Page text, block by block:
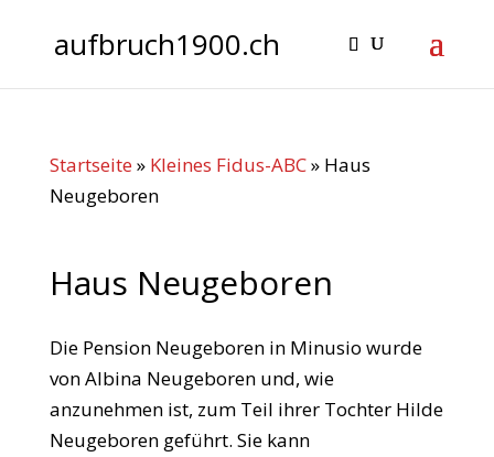
aufbruch1900.ch
Startseite » Kleines Fidus-ABC» Haus
Neugeboren
Haus Neugeboren
Die Pension Neugeboren in Minusio wurde
von Albina Neugeboren und, wie
anzunehmen ist, zum Teil ihrer Tochter Hilde
Neugeboren geführt. Sie kann